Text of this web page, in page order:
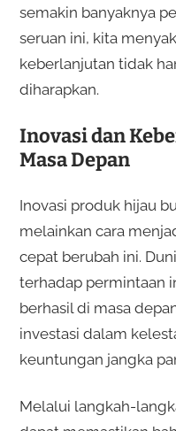
semakin banyaknya
seruan ini, kita
keberlanjutan tidak
diharapkan.
Inovasi dan
Masa Depan
Inovasi produk hijau
melainkan cara
cepat berubah ini.
terhadap permintaan
berhasil di masa
investasi dalam
keuntungan jangka
Melalui langkah-